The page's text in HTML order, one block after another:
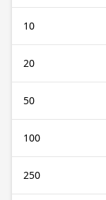
10
20
50
100
250